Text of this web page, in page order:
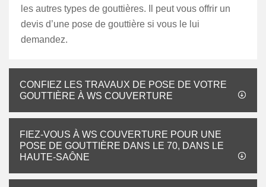
les autres types de gouttières. Il peut vous offrir un
devis d’une pose de gouttière si vous le lui
demandez.
CONFIEZ LES TRAVAUX DE POSE DE VOTRE
GOUTTIÈRE À WS COUVERTURE
FIEZ-VOUS À WS COUVERTURE POUR UNE
POSE DE GOUTTIÈRE DANS LE 70, DANS LE
HAUTE-SAÔNE